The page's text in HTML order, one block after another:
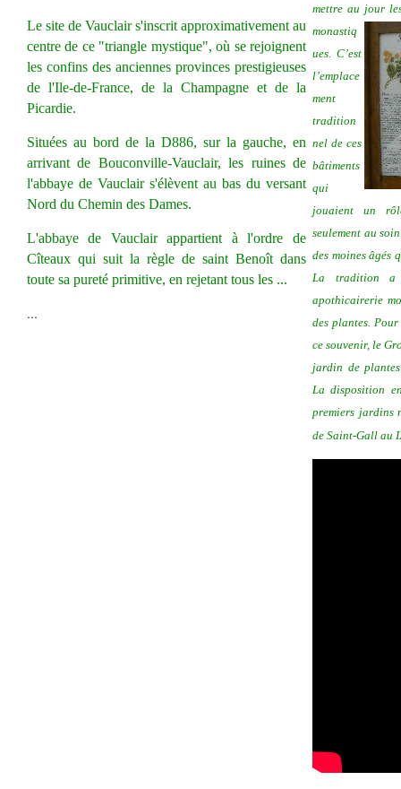
Le site de Vauclair s'inscrit approximativement au
centre de ce "triangle mystique", où se rejoignent
les confins des anciennes provinces prestigieuses
de l'Ile-de-France, de la Champagne et de la
Picardie.
Situées au bord de la D886, sur la gauche, en
arrivant de Bouconville-Vauclair, les ruines de
l'abbaye de Vauclair s'élèvent au bas du versant
Nord du Chemin des Dames.
L'abbaye de Vauclair appartient à l'ordre de
Cîteaux qui suit la règle de saint Benoît dans
toute sa pureté primitive, en rejetant tous les ...
...
mettre au jour
monastiq
ues. C’est
l’emplace
ment
tradition
nel de ces
bâtiments
qui
jouaient un
seulement au
des moines âgés
La tradition a
apothicairerie
des plantes.
ce souvenir, le
jardin de
La disposition
premiers jardins
de Saint-Gall au